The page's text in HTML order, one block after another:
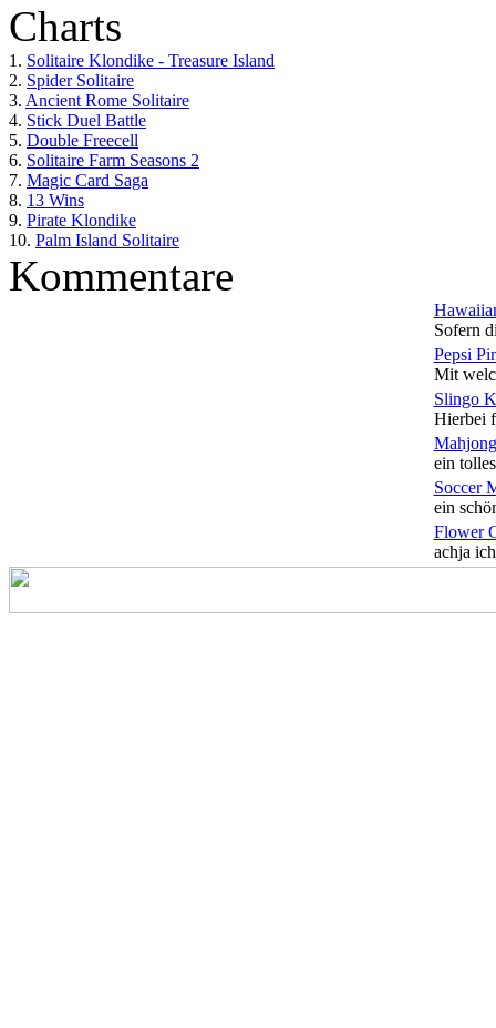
Charts
1. Solitaire Klondike - Treasure Island
2. Spider Solitaire
3. Ancient Rome Solitaire
4. Stick Duel Battle
5. Double Freecell
6. Solitaire Farm Seasons 2
7. Magic Card Saga
8. 13 Wins
9. Pirate Klondike
10. Palm Island Solitaire
Kommentare
Sofern
Pepsi
Mit
Slingo
Hierbei
ein
Soccer
ein
Flower
achja